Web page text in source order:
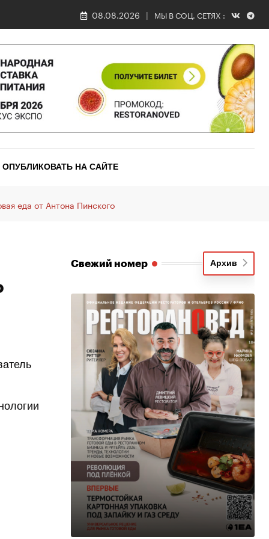
08.08.2026 МЫ В СОЦ. СЕТЯХ :
ОПУБЛИКОВАТЬ НА САЙТЕ
еда от Антона Пинского
Свежий номер Архив